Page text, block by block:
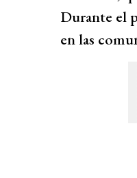
Durante el
en las